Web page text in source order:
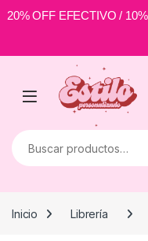
20% OFF EFECTIVO /
Skip to navigation
Buscar por:
Inicio Librería